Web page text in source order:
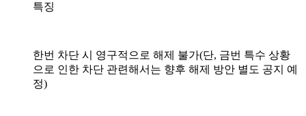
특징
한번 차단 시 영구적으로 해제 불가(단, 금번 특수 상황
으로 인한 차단 관련해서는 향후 해제 방안 별도 공지 예
정)